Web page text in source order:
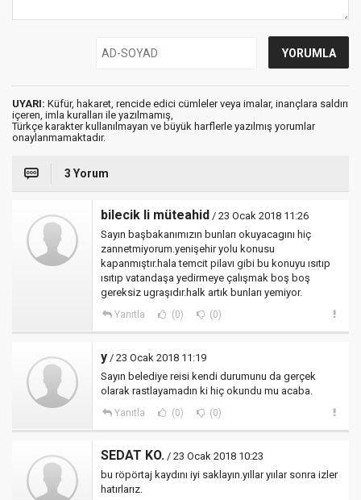
UYARI: Küfür, hakaret, rencide edici cümleler veya imalar, inançlara saldırı
içeren, imla kuralları ile yazılmamış,
Türkçe karakter kullanılmayan ve büyük harflerle yazılmış yorumlar
onaylanmamaktadır.
3 Yorum
bilecik li müteahid / 23 Ocak 2018 11:26
Sayın başbakanımızın bunları okuyacagını hiç
zannetmiyorum.yenişehir yolu konusu
kapanmıştır.hala temcit pilavı gibi bu konuyu ısıtıp
ısıtıp vatandaşa yedirmeye çalışmak boş boş
gereksiz ugraşıdır.halk artık bunları yemiyor.
Yanıtla (0) (0)
y / 23 Ocak 2018 11:19
Sayın belediye reisi kendi durumunu da gerçek
olarak rastlayamadın ki hiç okundu mu acaba.
Yanıtla (0) (0)
SEDAT KO. / 23 Ocak 2018 10:23
bu röpörtaj kaydını iyi saklayın.yıllar yıılar sonra izler
hatırlarız.